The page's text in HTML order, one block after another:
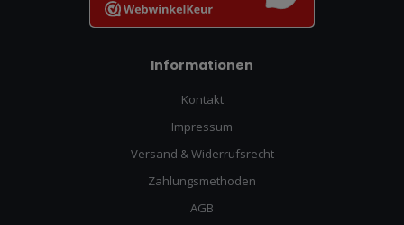
Informationen
Kontakt
Impressum
Versand & Widerrufsrecht
Zahlungsmethoden
AGB